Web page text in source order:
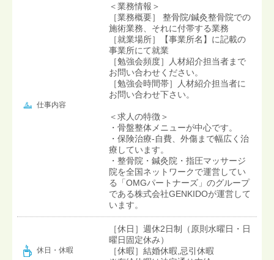
仕事内容
＜業務情報＞
［業務概要］ 整骨院/鍼灸整骨院での
施術業務、それに付帯する業務
［就業場所］【事業所名】に記載の
事業所にて就業
［勉強会頻度］人材紹介担当者まで
お問い合わせください。
［勉強会時間帯］人材紹介担当者に
お問い合わせ下さい。
＜求人の特徴＞
・骨盤整体メニューが中心です。
・保険治療-自費、外傷まで幅広く治
療しています。
・整骨院・鍼灸院・指圧マッサージ
院を全国ネットワークで運営してい
る「OMGパートナーズ」のグループ
である株式会社GENKIDOが運営して
います。
休日・休暇
［休日］週休2日制（原則水曜日・日
曜日固定休み）
［休暇］結婚休暇,忌引休暇